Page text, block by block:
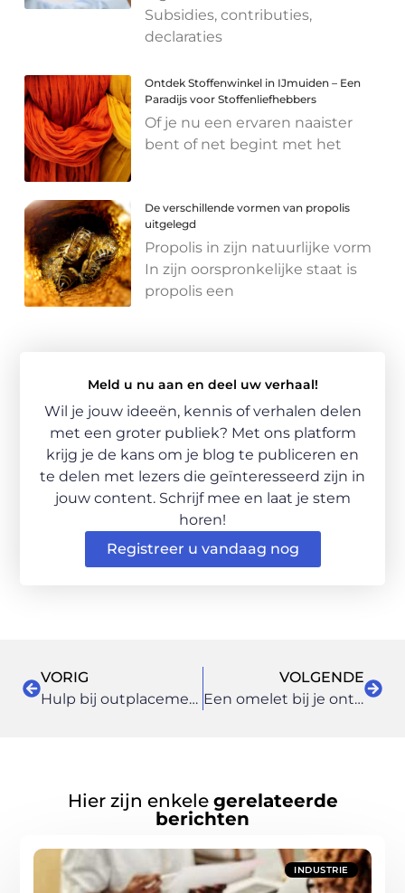
Subsidies, contributies,
declaraties
Ontdek Stoffenwinkel in IJmuiden – Een
Paradijs voor Stoffenliefhebbers
Of je nu een ervaren naaister
bent of net begint met het
De verschillende vormen van propolis
uitgelegd
Propolis in zijn natuurlijke vorm
In zijn oorspronkelijke staat is
propolis een
Meld u nu aan en deel uw verhaal!
Wil je jouw ideeën, kennis of verhalen delen
met een groter publiek? Met ons platform
krijg je de kans om je blog te publiceren en
te delen met lezers die geïnteresseerd zijn in
jouw content. Schrijf mee en laat je stem
horen!
Registreer u vandaag nog
VORIG
Hulp bij outplacement door een expert uit Apeldoorn
VOLGENDE
Een omelet bij je ontbijt.
Hier zijn enkele gerelateerde
berichten
INDUSTRIE